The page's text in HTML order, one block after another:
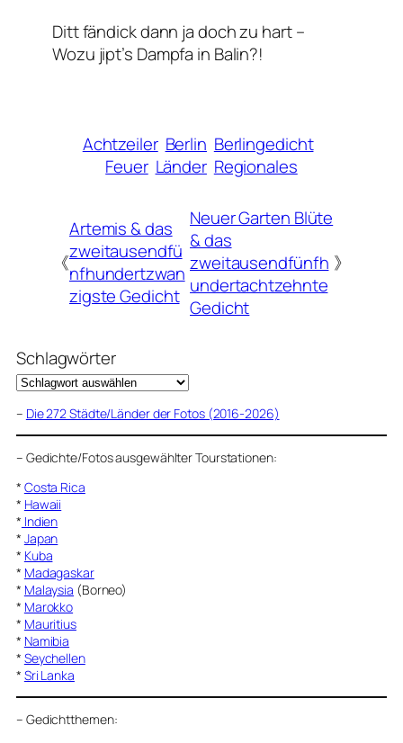
Ditt fändick dann ja doch zu hart –
Wozu jipt’s Dampfa in Balin?!
Achtzeiler Berlin Berlingedicht
Feuer Länder Regionales
《
Artemis & das
zweitausendfü
nfhundertzwan
zigste Gedicht
Neuer Garten Blüte
& das
zweitausendfünfh
undertachtzehnte
Gedicht
》
Schlagwörter
– Die 272 Städte/Länder der Fotos (2016-2026)
– Gedichte/Fotos ausgewählter Tourstationen:
* Costa Rica
* Hawaii
* Indien
* Japan
* Kuba
* Madagaskar
* Malaysia (Borneo)
* Marokko
* Mauritius
* Namibia
* Seychellen
* Sri Lanka
– Gedichtthemen: